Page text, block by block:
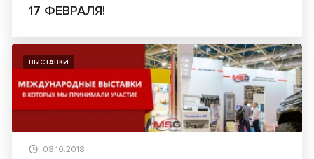
17 ФЕВРАЛЯ!
ВЫСТАВКИ
08.10.2018